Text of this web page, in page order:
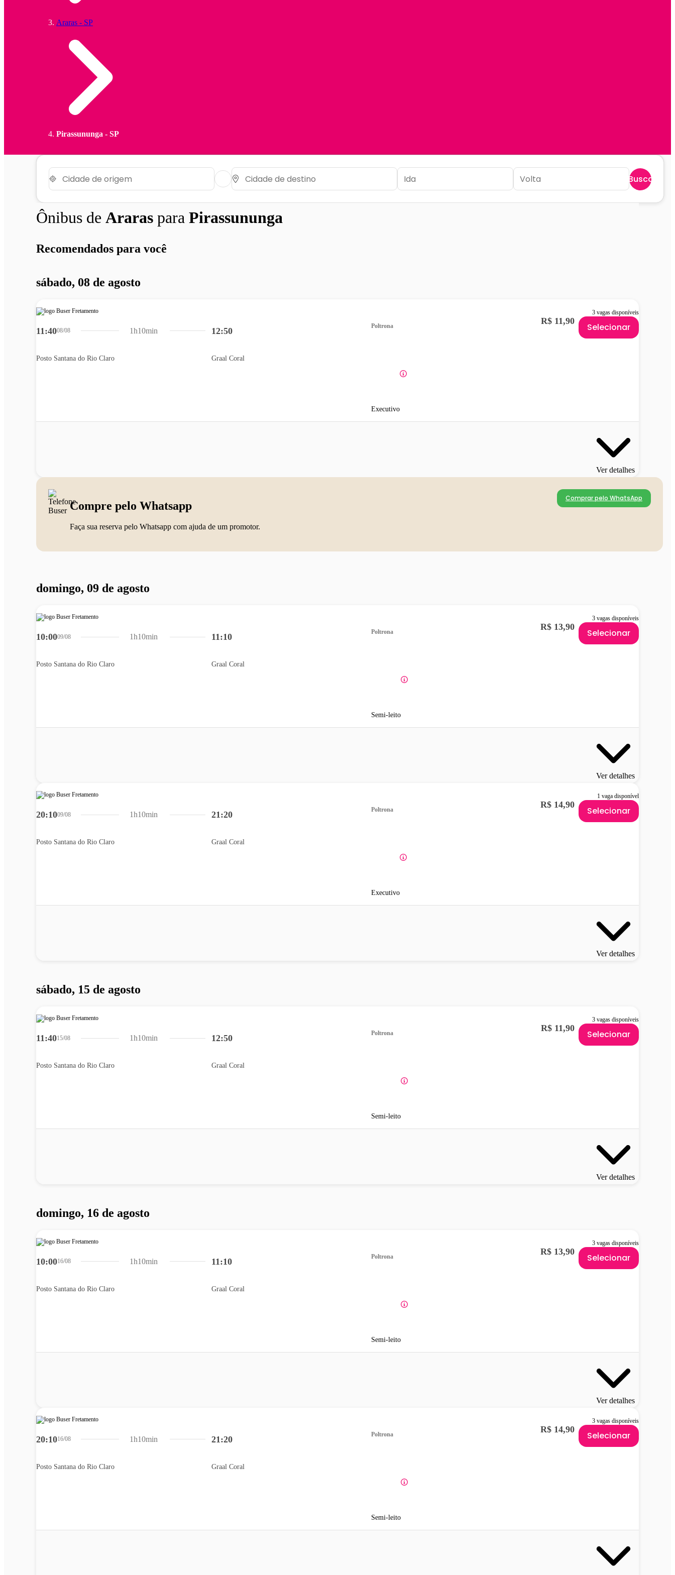
Araras - SP
Pirassununga - SP
Buscar
Ônibus de Araras para Pirassununga
Recomendados para você
sábado, 08 de agosto
3 vagas disponíveis
11:4008/08
Posto Santana do Rio Claro
12:50
Graal Coral
1h10min
Poltrona
Executivo
R$ 11,90
Selecionar
Ver detalhes
Compre pelo Whatsapp
Faça sua reserva pelo Whatsapp com ajuda de um promotor.
Comprar pelo WhatsApp
domingo, 09 de agosto
3 vagas disponíveis
10:0009/08
Posto Santana do Rio Claro
11:10
Graal Coral
1h10min
Poltrona
Semi-leito
R$ 13,90
Selecionar
Ver detalhes
1 vaga disponível
20:1009/08
Posto Santana do Rio Claro
21:20
Graal Coral
1h10min
Poltrona
Executivo
R$ 14,90
Selecionar
Ver detalhes
sábado, 15 de agosto
3 vagas disponíveis
11:4015/08
Posto Santana do Rio Claro
12:50
Graal Coral
1h10min
Poltrona
Semi-leito
R$ 11,90
Selecionar
Ver detalhes
domingo, 16 de agosto
3 vagas disponíveis
10:0016/08
Posto Santana do Rio Claro
11:10
Graal Coral
1h10min
Poltrona
Semi-leito
R$ 13,90
Selecionar
Ver detalhes
3 vagas disponíveis
20:1016/08
Posto Santana do Rio Claro
21:20
Graal Coral
1h10min
Poltrona
Semi-leito
R$ 14,90
Selecionar